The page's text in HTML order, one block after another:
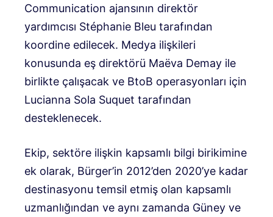
Communication ajansının direktör
yardımcısı Stéphanie Bleu tarafından
koordine edilecek. Medya ilişkileri
konusunda eş direktörü Maëva Demay ile
birlikte çalışacak ve BtoB operasyonları için
Lucianna Sola Suquet tarafından
desteklenecek.
Ekip, sektöre ilişkin kapsamlı bilgi birikimine
ek olarak, Bürger’in 2012’den 2020’ye kadar
destinasyonu temsil etmiş olan kapsamlı
uzmanlığından ve aynı zamanda Güney ve